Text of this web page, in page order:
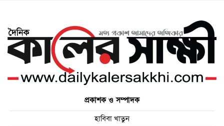
প্রকাশক ও সম্পাদক
হাবিবা খাতুন